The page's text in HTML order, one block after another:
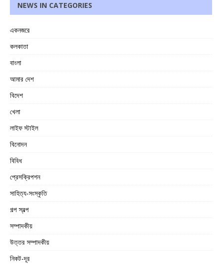
NEWS IN CATEGORIES
একনজরে
কলকাতা
বাংলা
আমার দেশ
বিদেশ
খেলা
লাইফ স্টাইল
বিনোদন
বিবিধ
প্রেসক্রিপশন
সাহিত্য-সংস্কৃতি
গল্প স্বল্প
সম্পাদকীয়
উত্তর সম্পাদকীয়
নিকট-দূর